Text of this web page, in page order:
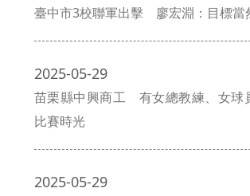
臺中市3校聯軍出擊 廖宏淵：目標當
2025-05-29
苗栗縣中興商工 有女總教練、女
比賽時光
2025-05-29